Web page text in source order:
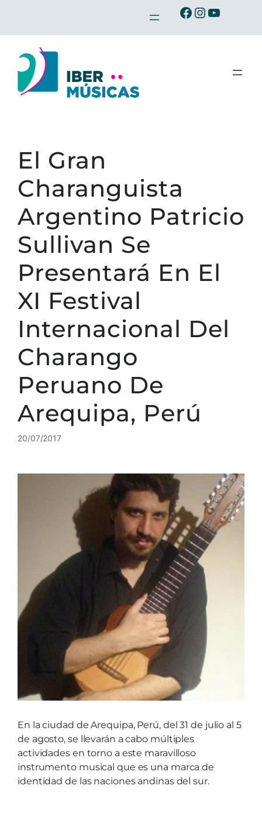
contenido
Ibermusicas en Facebook
Ibermusicas en Instagram
Ibermusicas en Youtube
El Gran
Charanguista
Argentino Patricio
Sullivan Se
Presentará En El
XI Festival
Internacional Del
Charango
Peruano De
Arequipa, Perú
20/07/2017
En la ciudad de Arequipa, Perú, del 31 de julio al 5
de agosto, se llevarán a cabo múltiples
actividades en torno a este maravilloso
instrumento musical que es una marca de
identidad de las naciones andinas del sur.